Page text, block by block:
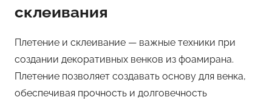
склеивания
Плетение и склеивание — важные техники при
создании декоративных венков из фоамирана.
Плетение позволяет создавать основу для венка,
обеспечивая прочность и долговечность